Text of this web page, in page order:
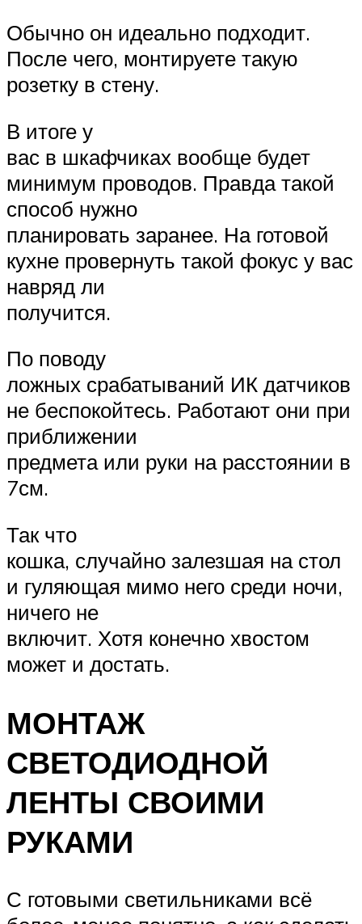
Обычно он идеально подходит.
После чего, монтируете такую
розетку в стену.
В итоге у
вас в шкафчиках вообще будет
минимум проводов. Правда такой
способ нужно
планировать заранее. На готовой
кухне провернуть такой фокус у вас
навряд ли
получится.
По поводу
ложных срабатываний ИК датчиков
не беспокойтесь. Работают они при
приближении
предмета или руки на расстоянии в
7см.
Так что
кошка, случайно залезшая на стол
и гуляющая мимо него среди ночи,
ничего не
включит. Хотя конечно хвостом
может и достать.
МОНТАЖ
СВЕТОДИОДНОЙ
ЛЕНТЫ СВОИМИ
РУКАМИ
С готовыми светильниками всё